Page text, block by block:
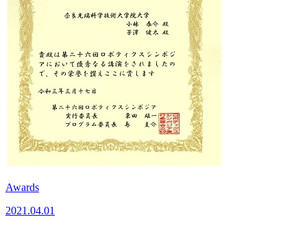
Awards
2021.04.01